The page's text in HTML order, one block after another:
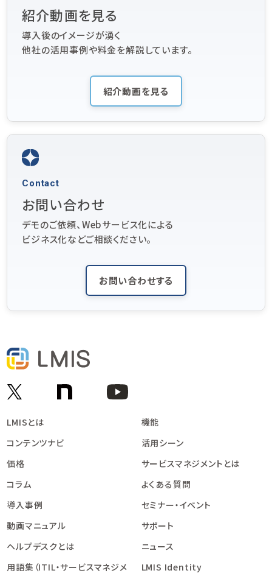
紹介動画を見る
導入後のイメージが湧く
他社の活用事例や料金を解説しています。
紹介動画を見る
Contact
お問い合わせ
デモのご依頼、Webサービス化による
ビジネス化などご相談ください。
お問い合わせする
LMISとは
コンテンツナビ
価格
コラム
機能
活用シーン
サービスマネジメントとは
よくある質問
導入事例
動画マニュアル
ヘルプデスクとは
用語集（ITIL・サービスマネジメ
セミナー・イベント
サポート
ニュース
LMIS Identity